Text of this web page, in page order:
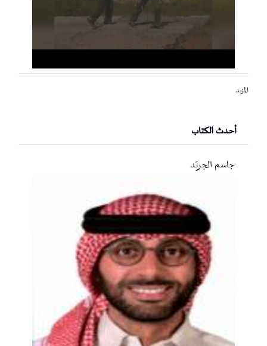
المزيد
أحدث الكتاب
جاسم الجريّد